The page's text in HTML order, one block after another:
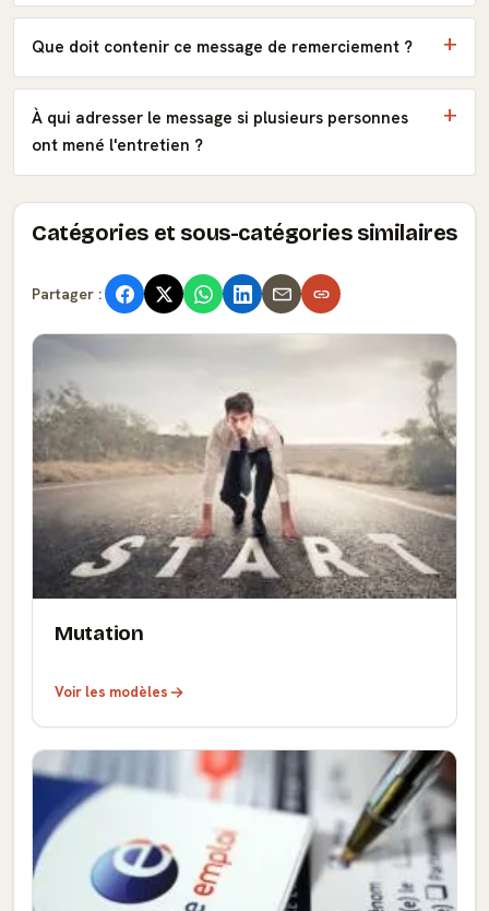
Que doit contenir ce message de remerciement ?
À qui adresser le message si plusieurs personnes
ont mené l'entretien ?
Catégories et sous-catégories similaires
Partager :
Mutation
Voir les modèles